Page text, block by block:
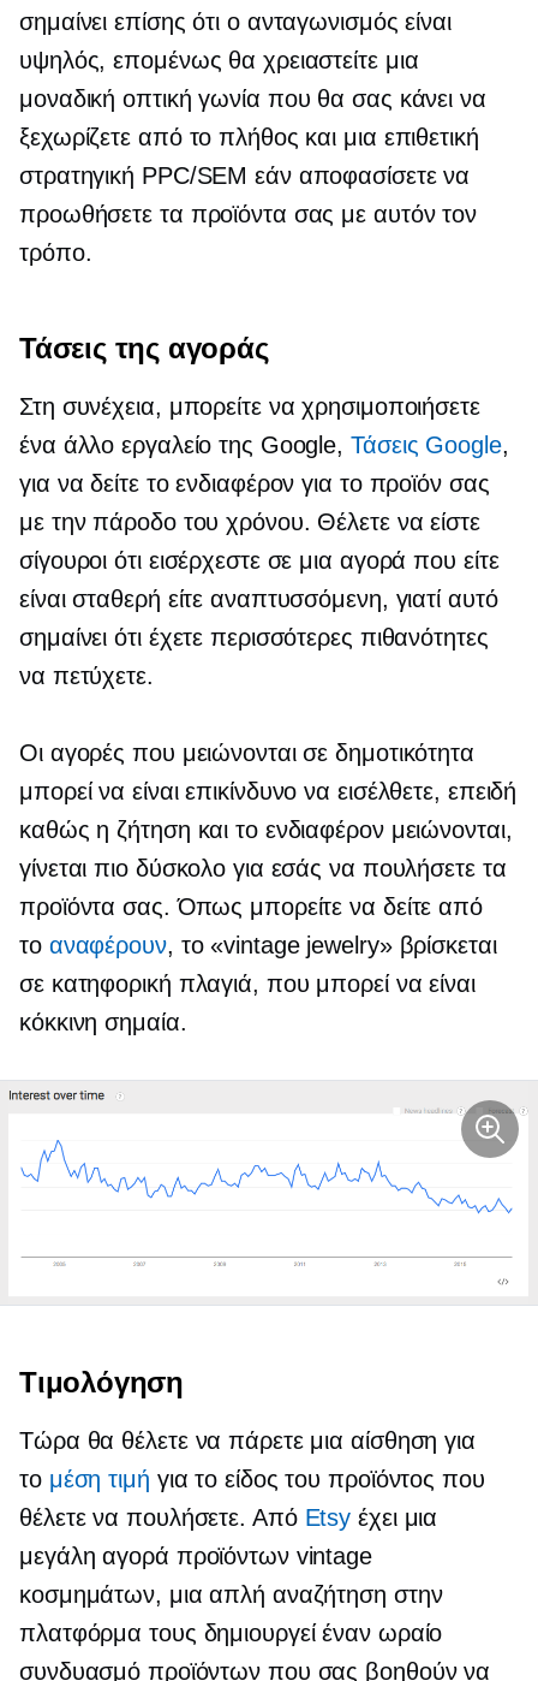
σημαίνει επίσης ότι ο ανταγωνισμός είναι
υψηλός, επομένως θα χρειαστείτε μια
μοναδική οπτική γωνία που θα σας κάνει να
ξεχωρίζετε από το πλήθος και μια επιθετική
στρατηγική PPC/SEM εάν αποφασίσετε να
προωθήσετε τα προϊόντα σας με αυτόν τον
τρόπο.
Τάσεις της αγοράς
Στη συνέχεια, μπορείτε να χρησιμοποιήσετε
ένα άλλο εργαλείο της Google, Τάσεις Google,
για να δείτε το ενδιαφέρον για το προϊόν σας
με την πάροδο του χρόνου. Θέλετε να είστε
σίγουροι ότι εισέρχεστε σε μια αγορά που είτε
είναι σταθερή είτε αναπτυσσόμενη, γιατί αυτό
σημαίνει ότι έχετε περισσότερες πιθανότητες
να πετύχετε.
Οι αγορές που μειώνονται σε δημοτικότητα
μπορεί να είναι επικίνδυνο να εισέλθετε, επειδή
καθώς η ζήτηση και το ενδιαφέρον μειώνονται,
γίνεται πιο δύσκολο για εσάς να πουλήσετε τα
προϊόντα σας. Όπως μπορείτε να δείτε από
το αναφέρουν, το «vintage jewelry» βρίσκεται
σε κατηφορική πλαγιά, που μπορεί να είναι
κόκκινη σημαία.
Τιμολόγηση
Τώρα θα θέλετε να πάρετε μια αίσθηση για
το μέση τιμή για το είδος του προϊόντος που
θέλετε να πουλήσετε. Από Etsy έχει μια
μεγάλη αγορά προϊόντων vintage
κοσμημάτων, μια απλή αναζήτηση στην
πλατφόρμα τους δημιουργεί έναν ωραίο
συνδυασμό προϊόντων που σας βοηθούν να